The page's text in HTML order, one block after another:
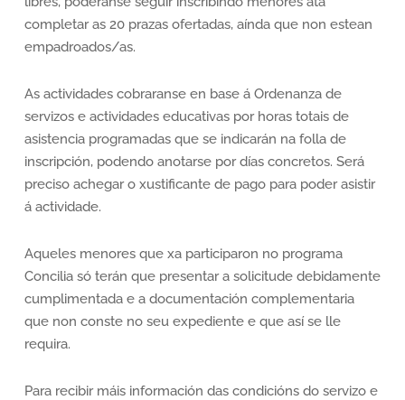
completar as 20 prazas ofertadas, aínda que non estean
empadroados/as.
As actividades cobraranse en base á Ordenanza de
servizos e actividades educativas por horas totais de
asistencia programadas que se indicarán na folla de
inscripción, podendo anotarse por días concretos. Será
preciso achegar o xustificante de pago para poder asistir
á actividade.
Aqueles menores que xa participaron no programa
Concilia só terán que presentar a solicitude debidamente
cumplimentada e a documentación complementaria
que non conste no seu expediente e que así se lle
requira.
Para recibir máis información das condicións do servizo e